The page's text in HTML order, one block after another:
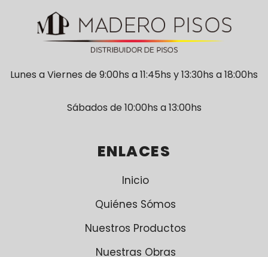
Lunes a Viernes de 9:00hs a 11:45hs y 13:30hs a 18:00hs
Sábados de 10:00hs a 13:00hs
ENLACES
Inicio
Quiénes Sómos
Nuestros Productos
Nuestras Obras